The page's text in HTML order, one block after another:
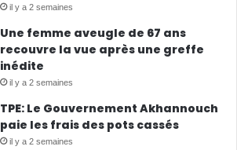
il y a 2 semaines
Une femme aveugle de 67 ans
recouvre la vue après une greffe
inédite
il y a 2 semaines
TPE: Le Gouvernement Akhannouch
paie les frais des pots cassés
il y a 2 semaines